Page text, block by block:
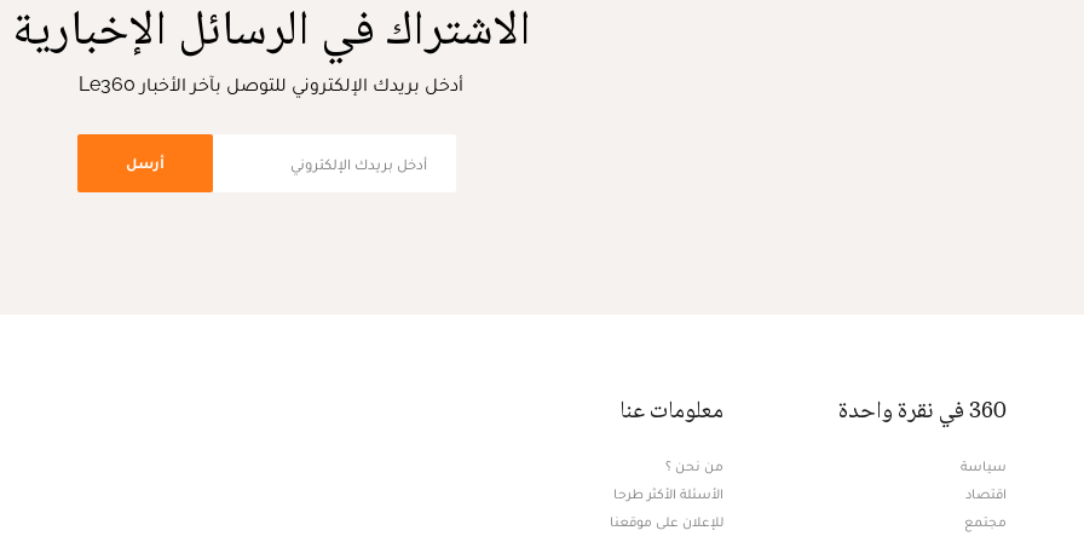
الاشتراك في الرسائل الإخبارية
أدخل بريدك الإلكتروني للتوصل بآخر الأخبار Le360
أرسل
360 في نقرة واحدة
سياسة
اقتصاد
مجتمع
معلومات عنا
من نحن ؟
الأسئلة الأكثر طرحا
للإعلان على موقعنا